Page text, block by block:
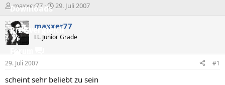
Downloads
Preisvergleich
Forum
Aktuelles
E
r
s
t
e
e
r
maxxer77
E
s
e
t
a
29. Juli 2007
maxxer77
Lt. Junior Grade
29. Juli 2007 #1
scheint sehr beliebt zu sein